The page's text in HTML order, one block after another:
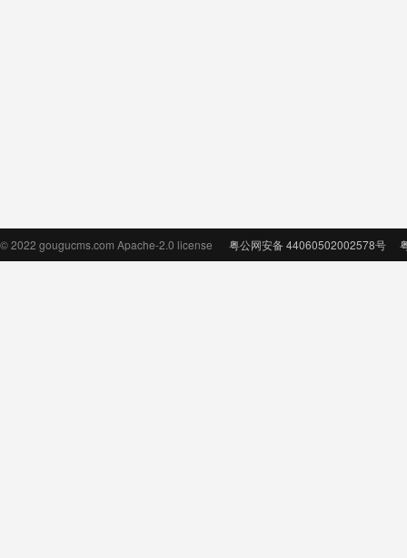
© 2022 gougucms.com Apache-2.0 license 粤公网安备 44060502002578号